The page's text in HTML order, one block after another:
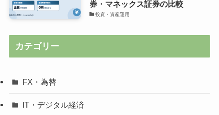
券・マネックス証券の比較
投資・資産運用
カテゴリー
FX・為替
IT・デジタル経済